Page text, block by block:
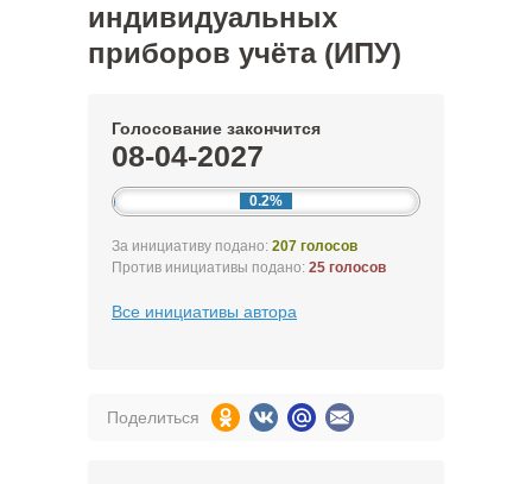
индивидуальных
приборов учёта (ИПУ)
Голосование закончится
08-04-2027
0.2%
За инициативу подано: 207 голосов
Против инициативы подано: 25 голосов
Все инициативы автора
Поделиться